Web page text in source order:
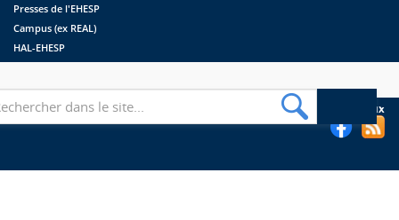
Presses de l'EHESP
Campus (ex REAL)
HAL-EHESP
Suivez les bibliothèques de l'EHESP sur les réseaux sociaux